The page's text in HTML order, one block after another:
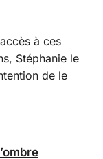
à ces
Stéphanie le
de le